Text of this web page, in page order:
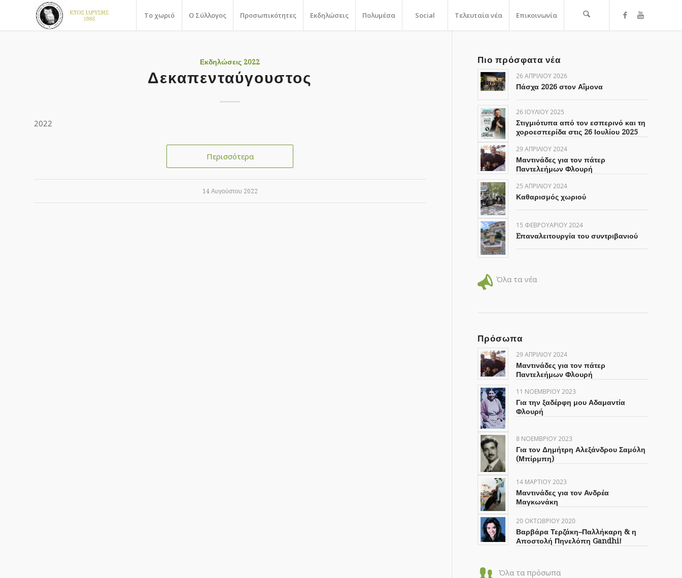
Το χωριό Ο Σύλλογος Προσωπικότητες Εκδηλώσεις Πολυμέσα Social Τελευταία νέα Επικοινωνία
Εκδηλώσεις 2022
Δεκαπενταύγουστος
2022
Περισσότερα
14 Αυγούστου 2022
Πιο πρόσφατα νέα
26 ΑΠΡΙΛΊΟΥ 2026
Πάσχα 2026 στον Αΐμονα
26 ΙΟΥΛΊΟΥ 2025
Στιγμιότυπα από τον εσπερινό και τη
χοροεσπερίδα στις 26 Ιουλίου 2025
29 ΑΠΡΙΛΊΟΥ 2024
Μαντινάδες για τον πάτερ
Παντελεήμων Φλουρή
25 ΑΠΡΙΛΊΟΥ 2024
Καθαρισμός χωριού
15 ΦΕΒΡΟΥΑΡΊΟΥ 2024
Eπαναλειτουργία του συντριβανιού
Όλα τα νέα
Πρόσωπα
29 ΑΠΡΙΛΊΟΥ 2024
Μαντινάδες για τον πάτερ
Παντελεήμων Φλουρή
11 ΝΟΕΜΒΡΊΟΥ 2023
Για την ξαδέρφη μου Αδαμαντία
Φλουρή
8 ΝΟΕΜΒΡΊΟΥ 2023
Για τον Δημήτρη Αλεξάνδρου Σαμόλη
(Μπίρμπη)
14 ΜΑΡΤΊΟΥ 2023
Μαντινάδες για τον Ανδρέα
Μαγκωνάκη
20 ΟΚΤΩΒΡΊΟΥ 2020
Βαρβάρα Τερζάκη–Παλλήκαρη & η
Αποστολή Πηνελόπη Gandhi!
Όλα τα πρόσωπα